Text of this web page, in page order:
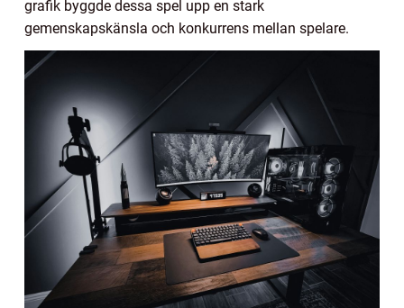
grafik byggde dessa spel upp en stark
gemenskapskänsla och konkurrens mellan spelare.